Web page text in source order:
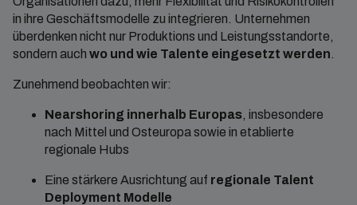
in ihre Geschäftsmodelle zu integrieren. Unternehmen
überdenken nicht nur Produktions und Leistungsstandorte,
sondern auch wo und wie Talente eingesetzt werden.
Zunehmend beobachten wir:
Nearshoring innerhalb Europas, insbesondere
nach Mittel und Osteuropa sowie in etablierte
regionale Hubs
Eine stärkere Ausrichtung auf regionale Talent
Deployment Modelle